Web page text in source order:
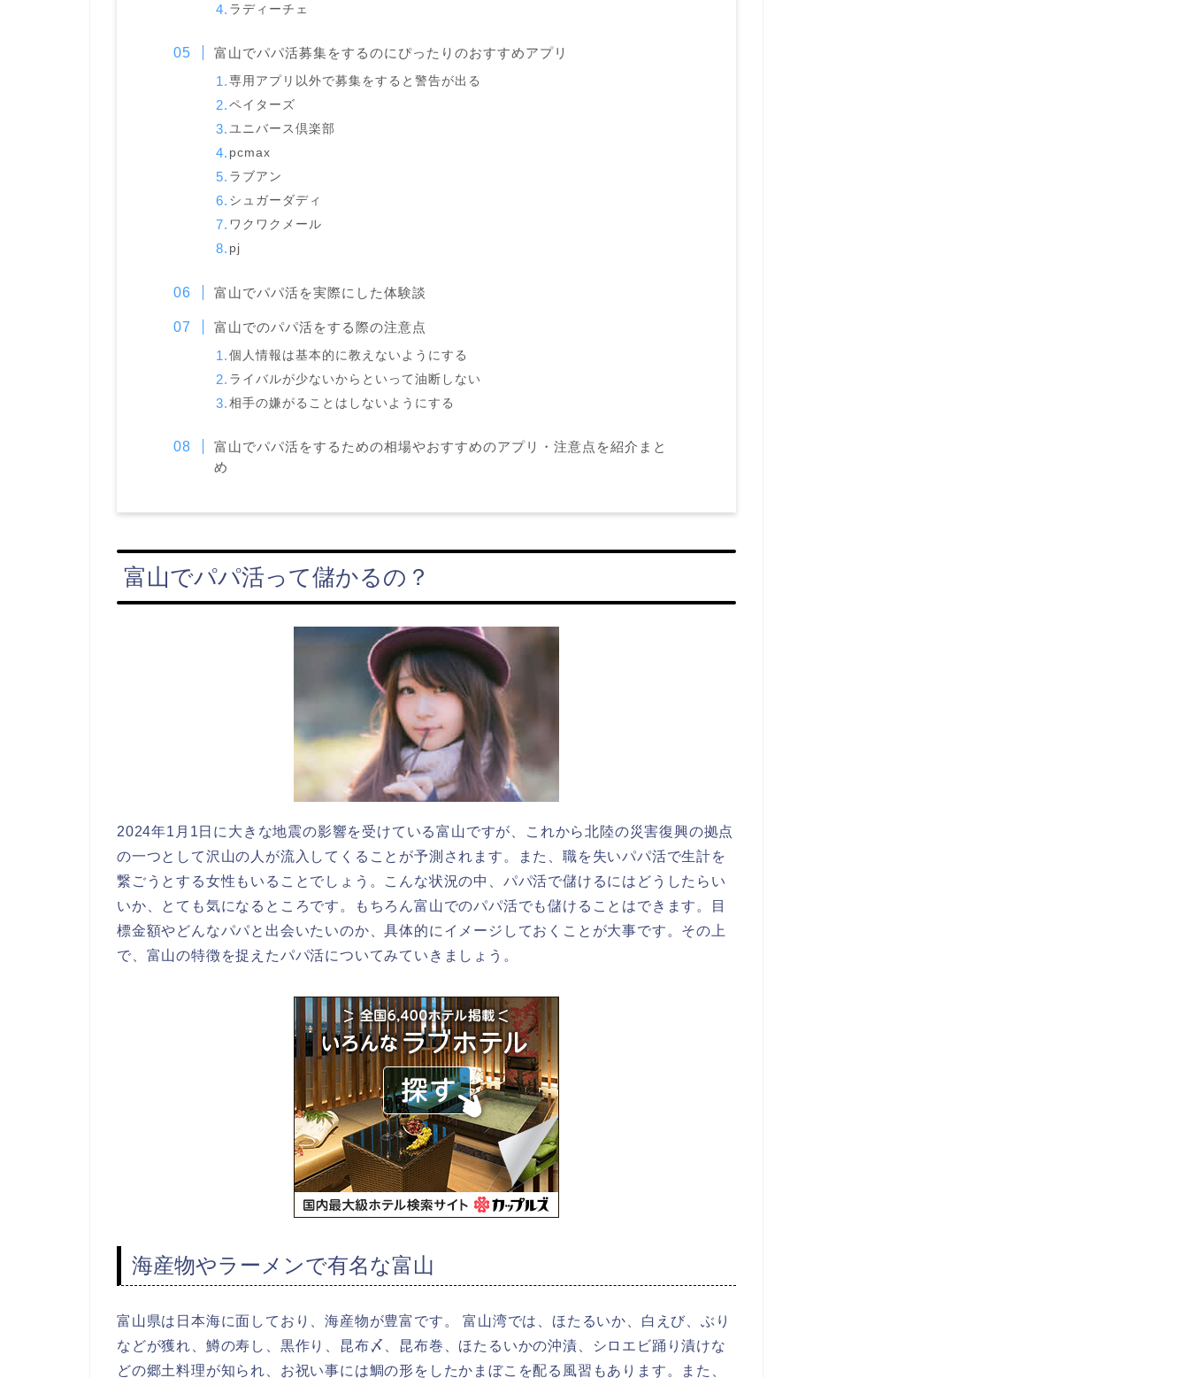
ラディーチェ
富山でパパ活募集をするのにぴったりのおすすめアプリ
専用アプリ以外で募集をすると警告が出る
ペイターズ
ユニバース倶楽部
pcmax
ラブアン
シュガーダディ
ワクワクメール
pj
富山でパパ活を実際にした体験談
富山でのパパ活をする際の注意点
個人情報は基本的に教えないようにする
ライバルが少ないからといって油断しない
相手の嫌がることはしないようにする
富山でパパ活をするための相場やおすすめのアプリ・注意点を紹介まと
め
富山でパパ活って儲かるの？
2024年1月1日に大きな地震の影響を受けている富山ですが、これから北陸の災害復興の拠点
の一つとして沢山の人が流入してくることが予測されます。また、職を失いパパ活で生計を
繋ごうとする女性もいることでしょう。こんな状況の中、パパ活で儲けるにはどうしたらい
いか、とても気になるところです。もちろん富山でのパパ活でも儲けることはできます。目
標金額やどんなパパと出会いたいのか、具体的にイメージしておくことが大事です。その上
で、富山の特徴を捉えたパパ活についてみていきましょう。
海産物やラーメンで有名な富山
富山県は日本海に面しており、海産物が豊富です。 富山湾では、ほたるいか、白えび、ぶり
などが獲れ、鱒の寿し、黒作り、昆布〆、昆布巻、ほたるいかの沖漬、シロエビ踊り漬けな
どの郷土料理が知られ、お祝い事には鯛の形をしたかまぼこを配る風習もあります。また、